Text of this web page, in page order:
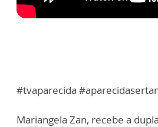
#tvaparecida
Mariangela Zan, recebe a